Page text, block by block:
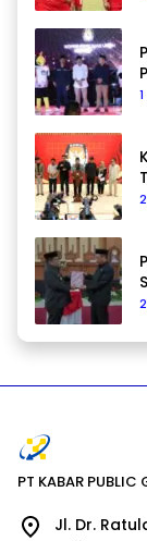
PT KABAR PUBLIC
Jl. Dr.